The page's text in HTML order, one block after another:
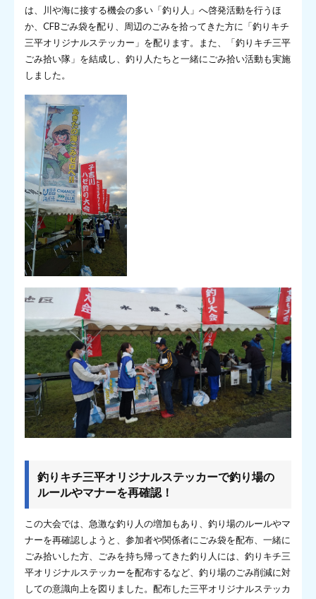
は、川や海に接する機会の多い「釣り人」へ啓発活動を行うほ
か、CFBごみ袋を配り、周辺のごみを拾ってきた方に「釣りキチ
三平オリジナルステッカー」を配ります。また、「釣りキチ三平
ごみ拾い隊」を結成し、釣り人たちと一緒にごみ拾い活動も実施
しました。
釣りキチ三平オリジナルステッカーで釣り場の
ルールやマナーを再確認！
この大会では、急激な釣り人の増加もあり、釣り場のルールやマ
ナーを再確認しようと、参加者や関係者にごみ袋を配布、一緒に
ごみ拾いした方、ごみを持ち帰ってきた釣り人には、釣りキチ三
平オリジナルステッカーを配布するなど、釣り場のごみ削減に対
しての意識向上を図りました。配布した三平オリジナルステッカ